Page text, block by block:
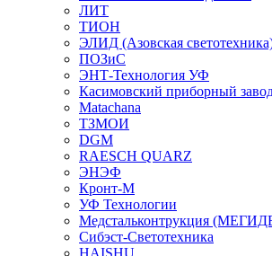
ЛИТ
ТИОН
ЭЛИД (Азовская
ПОЗиС
ЭНТ-Технология УФ
Касимовский приборный
Matachana
ТЗМОИ
DGM
RAESCH QUARZ
ЭНЭФ
Кронт-М
УФ Технологии
Медстальконтрукция
Сибэст-Светотехника
HAISHU